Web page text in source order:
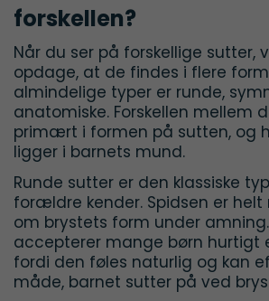
forskellen?
Når du ser på forskellige sutter,
opdage, at de findes i flere
almindelige typer er runde,
anatomiske. Forskellen mellem
primært i formen på sutten, og
ligger i barnets mund.
Runde sutter er den klassiske
forældre kender. Spidsen er
om brystets form under
accepterer mange børn hurtigt
fordi den føles naturlig og kan
måde, barnet sutter på ved